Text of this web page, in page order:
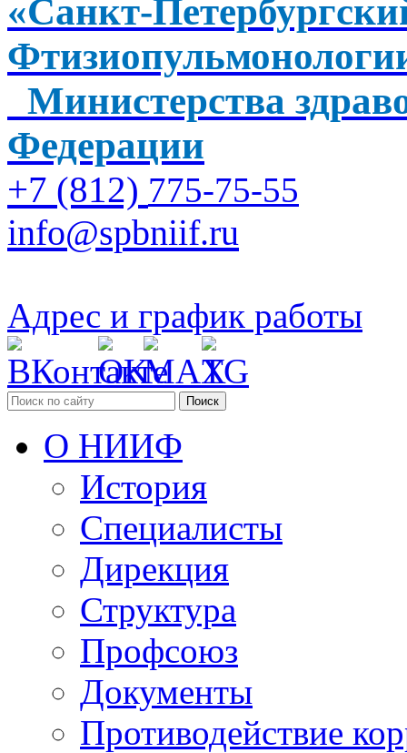
«Санкт-
Министерства
Федерации
+7 (812) 775-75-55
info@spbniif.ru
Адрес и график работы
Поиск
О НИИФ
История
Специалисты
Дирекция
Структура
Профсоюз
Документы
Противодействие